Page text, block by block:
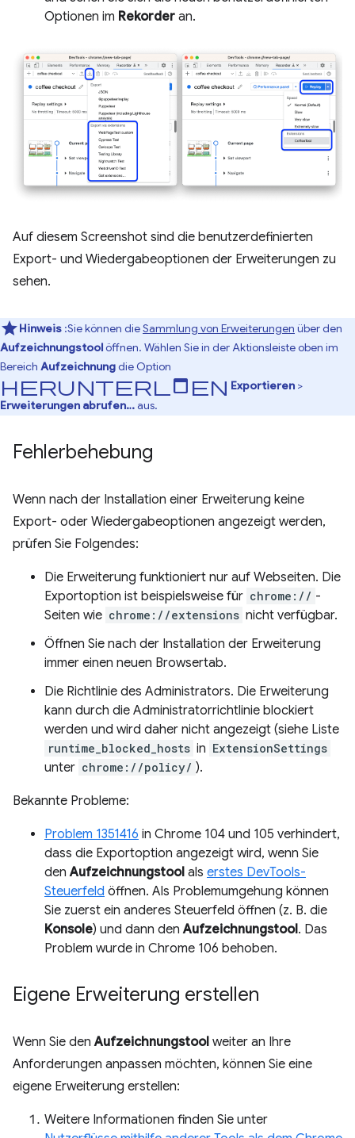
Optionen im Rekorder an.
Auf diesem Screenshot sind die benutzerdefinierten
Export- und Wiedergabeoptionen der Erweiterungen zu
sehen.
Hinweis :Sie können dieSammlung von Erweiterungen über den
Aufzeichnungstoolöffnen. Wählen Sie in der Aktionsleiste oben im
Bereich Aufzeichnungdie Option
Herunterladen Exportieren >
Erweiterungen abrufen…aus.
Fehlerbehebung
Wenn nach der Installation einer Erweiterung keine
Export- oder Wiedergabeoptionen angezeigt werden,
prüfen Sie Folgendes:
Die Erweiterung funktioniert nur auf Webseiten. Die
Exportoption ist beispielsweise für chrome:// -
Seiten wie chrome://extensions nicht verfügbar.
Öffnen Sie nach der Installation der Erweiterung
immer einen neuen Browsertab.
Die Richtlinie des Administrators. Die Erweiterung
kann durch die Administratorrichtlinie blockiert
werden und wird daher nicht angezeigt (siehe Liste
runtime_blocked_hosts in ExtensionSettings
unter chrome://policy/ ).
Bekannte Probleme:
Problem 1351416 in Chrome 104 und 105 verhindert,
dass die Exportoption angezeigt wird, wenn Sie
denAufzeichnungstool als erstes DevTools-
Steuerfeld öffnen. Als Problemumgehung können
Sie zuerst ein anderes Steuerfeld öffnen (z. B. die
Konsole) und dann denAufzeichnungstool. Das
Problem wurde in Chrome 106 behoben.
Eigene Erweiterung erstellen
Wenn Sie denAufzeichnungstool weiter an Ihre
Anforderungen anpassen möchten, können Sie eine
eigene Erweiterung erstellen:
Weitere Informationen finden Sie unter